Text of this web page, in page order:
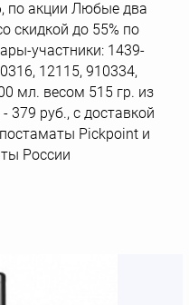
по акции Любые два
скидкой до 55% по
участники: 1439-
12115, 910334,
мл. весом 515 гр. из
379 руб., с доставкой
Рickpoint и
России